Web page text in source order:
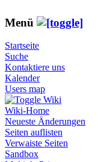
Menü
Startseite
Suche
Kontaktiere uns
Kalender
Users map
Wiki
Wiki-Home
Neueste Änderungen
Seiten auflisten
Verwaiste Seiten
Sandbox